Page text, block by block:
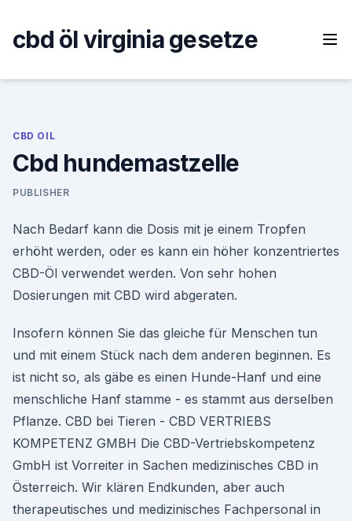
content
cbd öl virginia gesetze
CBD OIL
Cbd hundemastzelle
PUBLISHER
Nach Bedarf kann die Dosis mit je einem Tropfen
erhöht werden, oder es kann ein höher konzentriertes
CBD-Öl verwendet werden. Von sehr hohen
Dosierungen mit CBD wird abgeraten.
Insofern können Sie das gleiche für Menschen tun
und mit einem Stück nach dem anderen beginnen. Es
ist nicht so, als gäbe es einen Hunde-Hanf und eine
menschliche Hanf stamme - es stammt aus derselben
Pflanze. CBD bei Tieren - CBD VERTRIEBS
KOMPETENZ GMBH Die CBD-Vertriebskompetenz
GmbH ist Vorreiter in Sachen medizinisches CBD in
Österreich. Wir klären Endkunden, aber auch
therapeutisches und medizinisches Fachpersonal in